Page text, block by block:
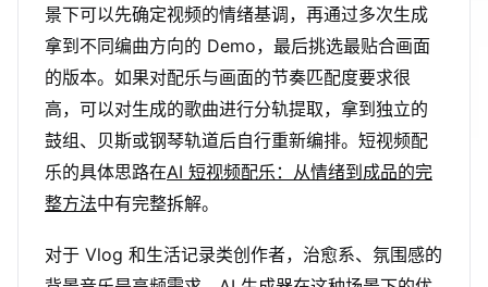
景下可以先确定视频的情绪基调，再通过多次生成
拿到不同编曲方向的 Demo，最后挑选最贴合画面
的版本。如果对配乐与画面的节奏匹配度要求很
高，可以对生成的歌曲进行分轨提取，拿到独立的
鼓组、贝斯或钢琴轨道后自行重新编排。短视频配
乐的具体思路在AI 短视频配乐：从情绪到成品的完
整方法中有完整拆解。
对于 Vlog 和生活记录类创作者，治愈系、氛围感的